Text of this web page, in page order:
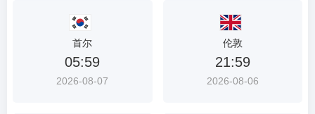
首尔
05:59
2026-08-07
伦敦
21:59
2026-08-06